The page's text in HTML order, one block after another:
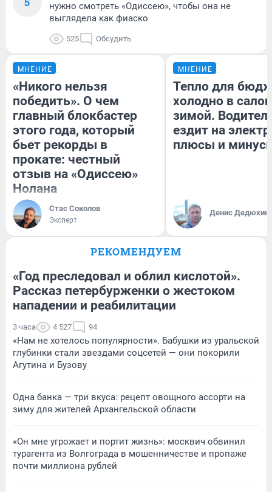
нужно смотреть «Одиссею», чтобы она не
выглядела как фиаско
525 Обсудить
МНЕНИЕ
«Никого нельзя
победить». О чем
главный блокбастер
этого года, который
бьет рекорды в
прокате: честный
отзыв на «Одиссею»
Нолана
Стас Соколов
Эксперт
МНЕНИЕ
Тепло для
холодно в
зимой.
ездит на
плюсы и
Денис Дедюхин
РЕКОМЕНДУЕМ
«Год преследовал и облил кислотой».
Рассказ петербурженки о жестоком
нападении и реабилитации
3 часа 4 527 94
«Нам не хотелось популярности». Бабушки из уральской
глубинки стали звездами соцсетей — они покорили
Агутина и Бузову
Одна банка — три вкуса: рецепт овощного ассорти на
зиму для жителей Архангельской области
«Он мне угрожает и портит жизнь»: москвич обвинил
турагента из Волгограда в мошенничестве и пропаже
почти миллиона рублей